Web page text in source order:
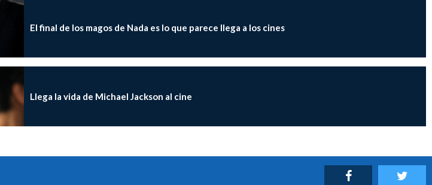
El final de los magos de Nada es lo que parece llega a los cines
Llega la vida de Michael Jackson al cine